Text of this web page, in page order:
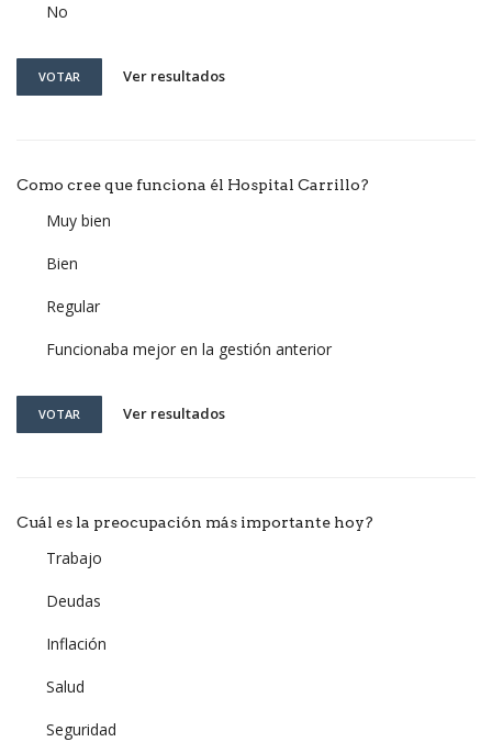
No
VOTAR Ver resultados
Como cree que funciona él Hospital Carrillo?
Muy bien
Bien
Regular
Funcionaba mejor en la gestión anterior
VOTAR Ver resultados
Cuál es la preocupación más importante hoy?
Trabajo
Deudas
Inflación
Salud
Seguridad